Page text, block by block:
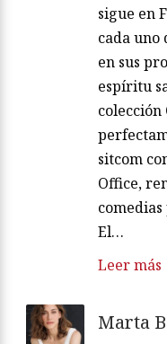
sigue en
cada uno
en sus
espíritu
colección
sitcom
Office,
El…
Leer más
Marta